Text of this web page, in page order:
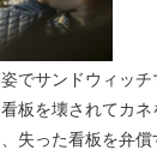
でサンドウィッ
板を壊されてカ
失った看板を弁償